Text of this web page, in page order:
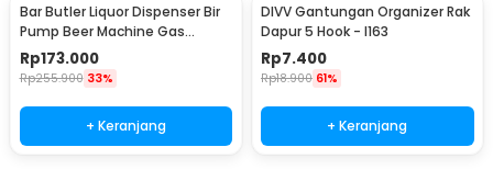
Bar Butler Liquor Dispenser Bir
Pump Beer Machine Gas
Station 900ml - P-36
Rp173.000
Rp255.900 33%
+ Keranjang
DIVV Gantungan Organizer Rak
Dapur 5 Hook - I163
Rp7.400
Rp18.900 61%
+ Keranjang